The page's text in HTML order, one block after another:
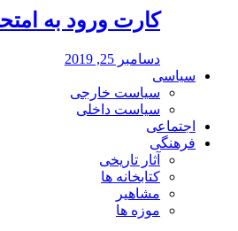
کارت ورود به
دسامبر 25, 2019
سیاسی
سیاست خارجی
سیاست داخلی
اجتماعی
فرهنگی
آثار تاریخی
کتابخانه ها
مشاهیر
موزه ها